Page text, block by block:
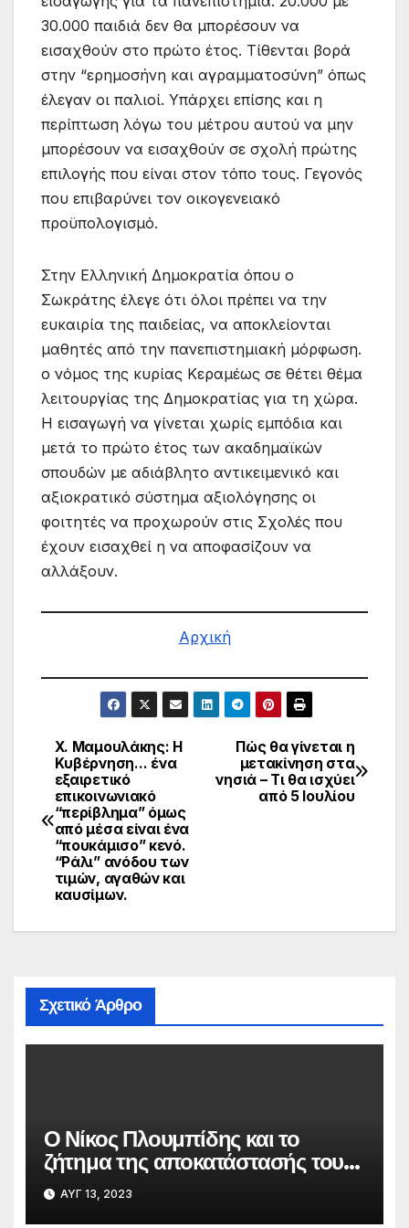
30.000 παιδιά δεν θα μπορέσουν να
εισαχθούν στο πρώτο έτος. Τίθενται βορά
στην “ερημοσήνη και αγραμματοσύνη” όπως
έλεγαν οι παλιοί. Υπάρχει επίσης και η
περίπτωση λόγω του μέτρου αυτού να μην
μπορέσουν να εισαχθούν σε σχολή πρώτης
επιλογής που είναι στον τόπο τους. Γεγονός
που επιβαρύνει τον οικογενειακό
προϋπολογισμό.
Στην Ελληνική Δημοκρατία όπου ο
Σωκράτης έλεγε ότι όλοι πρέπει να την
ευκαιρία της παιδείας, να αποκλείονται
μαθητές από την πανεπιστημιακή μόρφωση.
ο νόμος της κυρίας Κεραμέως σε θέτει θέμα
λειτουργίας της Δημοκρατίας για τη χώρα.
Η εισαγωγή να γίνεται χωρίς εμπόδια και
μετά το πρώτο έτος των ακαδημαϊκών
σπουδών με αδιάβλητο αντικειμενικό και
αξιοκρατικό σύστημα αξιολόγησης οι
φοιτητές να προχωρούν στις Σχολές που
έχουν εισαχθεί η να αποφασίζουν να
αλλάξουν.
Αρχική
Πλοήγηση
άρθρων
Πώς θα γίνεται η
μετακίνηση στα
νησιά – Τι θα ισχύει
από 5 Ιουλίου
Χ. Μαμουλάκης: Η
Κυβέρνηση… ένα
εξαιρετικό
επικοινωνιακό
“περίβλημα” όμως
από μέσα είναι ένα
“πουκάμισο” κενό.
“Ράλι” ανόδου των
τιμών, αγαθών και
καυσίμων.
Σχετικό Άρθρο
Ο Νίκος Πλουμπίδης και το
ζήτημα της αποκατάστασής του
από το ΚΚΕ
ΑΥΓ 13, 2023